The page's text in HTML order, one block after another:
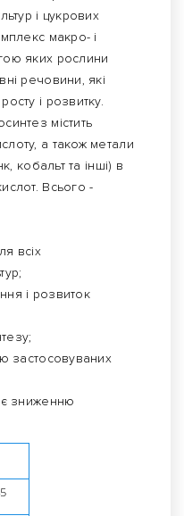
і цукрових
макро- і
яких рослини
речовини, які
і розвитку.
містить
а також метали
кобальт та інші) в
Всього -
всіх
і розвиток
застосовуваних
зниженню